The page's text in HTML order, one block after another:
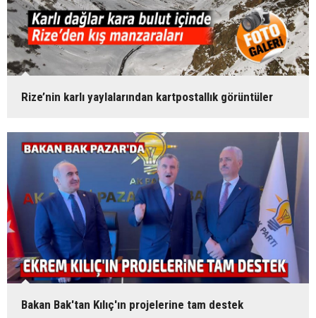
Rize’nin karlı yaylalarından kartpostallık görüntüler
Bakan Bak'tan Kılıç'ın projelerine tam destek